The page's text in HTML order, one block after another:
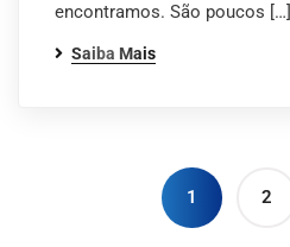
encontramos. São poucos […]
Saiba Mais
1 2